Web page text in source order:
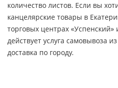
количество листов. Если вы
канцелярские товары в
торговых центрах
действует услуга самовывоза
доставка по городу.